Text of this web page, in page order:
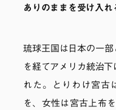
ありのままを受け入れ
琉球王国は日本の一
を経てアメリカ統治
れた。とりわけ宮古
を、女性は宮古上布